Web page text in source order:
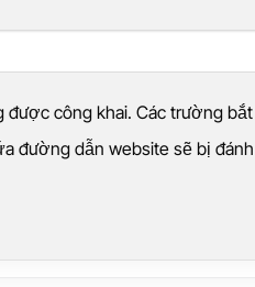
được công khai. Các trường
đường dẫn website sẽ bị